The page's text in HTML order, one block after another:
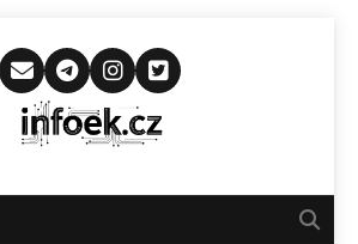
Infoek.cz
Novinkám